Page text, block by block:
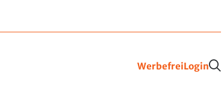
WerbefreiLogin